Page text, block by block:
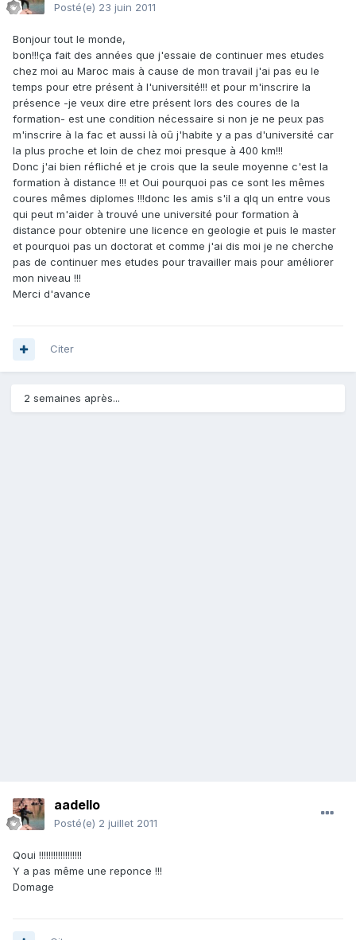
Posté(e) 23 juin 2011
Bonjour tout le monde,
bon!!!ça fait des années que j'essaie de continuer mes etudes
chez moi au Maroc mais à cause de mon travail j'ai pas eu le
temps pour etre présent à l'université!!! et pour m'inscrire la
présence -je veux dire etre présent lors des coures de la
formation- est une condition nécessaire si non je ne peux pas
m'inscrire à la fac et aussi là oû j'habite y a pas d'université car
la plus proche et loin de chez moi presque à 400 km!!!
Donc j'ai bien réfliché et je crois que la seule moyenne c'est la
formation à distance !!! et Oui pourquoi pas ce sont les mêmes
coures mêmes diplomes !!!donc les amis s'il a qlq un entre vous
qui peut m'aider à trouvé une université pour formation à
distance pour obtenire une licence en geologie et puis le master
et pourquoi pas un doctorat et comme j'ai dis moi je ne cherche
pas de continuer mes etudes pour travailler mais pour améliorer
mon niveau !!!
Merci d'avance
Citer
2 semaines après...
aadello
Posté(e) 2 juillet 2011
Qoui !!!!!!!!!!!!!!!!!!
Y a pas même une reponce !!!
Domage